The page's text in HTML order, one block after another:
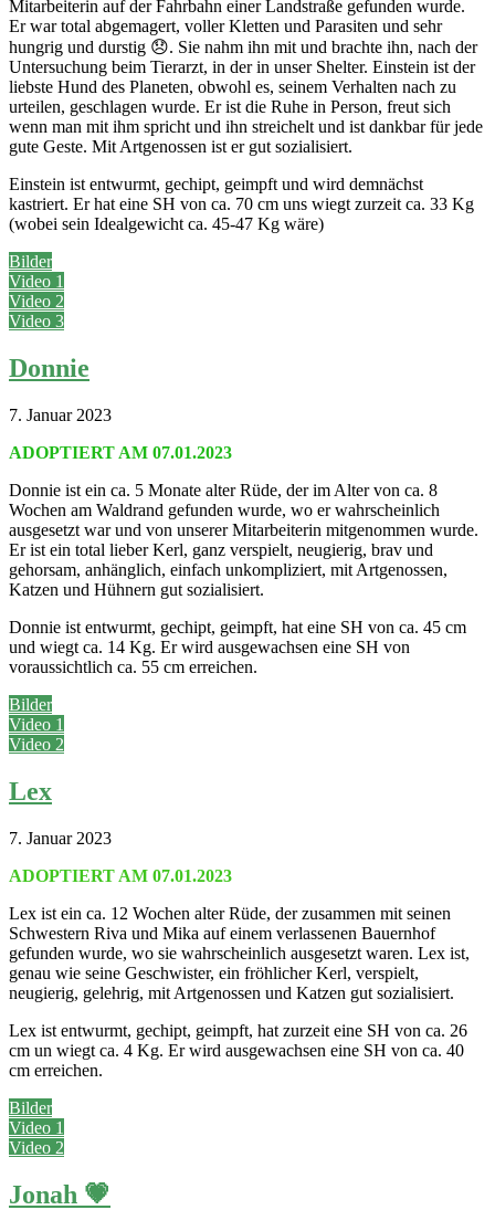
Mitarbeiterin auf der Fahrbahn einer Landstraße gefunden wurde.
Er war total abgemagert, voller Kletten und Parasiten und sehr
hungrig und durstig 😞. Sie nahm ihn mit und brachte ihn, nach der
Untersuchung beim Tierarzt, in der in unser Shelter. Einstein ist der
liebste Hund des Planeten, obwohl es, seinem Verhalten nach zu
urteilen, geschlagen wurde. Er ist die Ruhe in Person, freut sich
wenn man mit ihm spricht und ihn streichelt und ist dankbar für jede
gute Geste. Mit Artgenossen ist er gut sozialisiert.
Einstein ist entwurmt, gechipt, geimpft und wird demnächst
kastriert. Er hat eine SH von ca. 70 cm uns wiegt zurzeit ca. 33 Kg
(wobei sein Idealgewicht ca. 45-47 Kg wäre)
Bilder
Video 1
Video 2
Video 3
Donnie
7. Januar 2023
ADOPTIERT AM 07.01.2023
Donnie ist ein ca. 5 Monate alter Rüde, der im Alter von ca. 8
Wochen am Waldrand gefunden wurde, wo er wahrscheinlich
ausgesetzt war und von unserer Mitarbeiterin mitgenommen wurde.
Er ist ein total lieber Kerl, ganz verspielt, neugierig, brav und
gehorsam, anhänglich, einfach unkompliziert, mit Artgenossen,
Katzen und Hühnern gut sozialisiert.
Donnie ist entwurmt, gechipt, geimpft, hat eine SH von ca. 45 cm
und wiegt ca. 14 Kg. Er wird ausgewachsen eine SH von
voraussichtlich ca. 55 cm erreichen.
Bilder
Video 1
Video 2
Lex
7. Januar 2023
ADOPTIERT AM 07.01.2023
Lex ist ein ca. 12 Wochen alter Rüde, der zusammen mit seinen
Schwestern Riva und Mika auf einem verlassenen Bauernhof
gefunden wurde, wo sie wahrscheinlich ausgesetzt waren. Lex ist,
genau wie seine Geschwister, ein fröhlicher Kerl, verspielt,
neugierig, gelehrig, mit Artgenossen und Katzen gut sozialisiert.
Lex ist entwurmt, gechipt, geimpft, hat zurzeit eine SH von ca. 26
cm un wiegt ca. 4 Kg. Er wird ausgewachsen eine SH von ca. 40
cm erreichen.
Bilder
Video 1
Video 2
Jonah 💗